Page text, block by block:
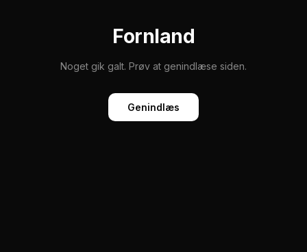
Fornland
Noget gik galt. Prøv at genindlæse siden.
Genindlæs